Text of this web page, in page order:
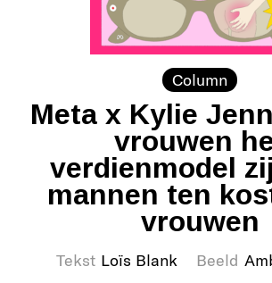
Column
Meta x Kylie
vrouwen
verdienmodel
mannen ten
vrouwen
Tekst Loïs Blank Beeld